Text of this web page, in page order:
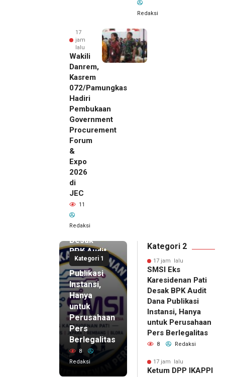
Redaksi
17
jam
lalu
Wakili
Danrem,
Kasrem
072/Pamungkas
Hadiri
Pembukaan
Government
Procurement
Forum
&
Expo
2026
di
JEC
11
Redaksi
Kategori 1
SMSI Eks
Karesidenan
Pati
Desak
BPK Audit
Dana
Publikasi
Instansi,
Hanya
untuk
Perusahaan
Pers
Berlegalitas
8
Redaksi
17 jam lalu
Ketum
DPP
IKAPPI
Kategori 2
17 jam lalu
SMSI Eks
Karesidenan Pati
Desak BPK Audit
Dana Publikasi
Instansi, Hanya
untuk Perusahaan
Pers Berlegalitas
8 Redaksi
17 jam lalu
Ketum DPP IKAPPI